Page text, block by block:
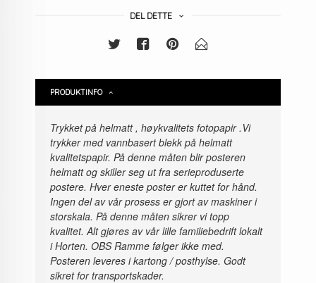
DEL DETTE
PRODUKTINFO
Trykket på helmatt , høykvalitets fotopapir.Vi
trykker med vannbasert blekk på helmatt
kvalitetspapir. På denne måten blir posteren
helmatt og skiller seg ut fra serieproduserte
postere. Hver eneste poster er kuttet for hånd.
Ingen del av vår prosess er gjort av maskiner i
storskala. På denne måten sikrer vi topp
kvalitet. Alt gjøres av vår lille familiebedrift lokalt
i Horten. OBS Ramme følger ikke med.
Posteren leveres i kartong / posthylse. Godt
sikret for transportskader.